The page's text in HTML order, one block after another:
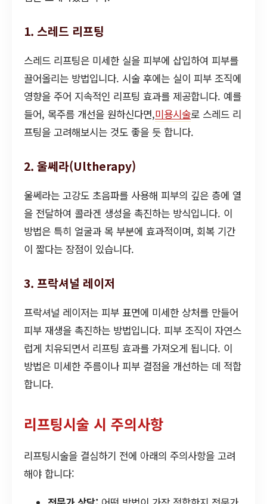
1. 스레드 리프팅
스레드 리프팅은 미세한 실을 피부에 삽입하여 피부를
끌어올리는 방법입니다. 시술 후에는 실이 피부 조직에
영향을 주어 지속적인 리프팅 효과를 제공합니다. 예를
들어, 목주름 개선을 원하신다면,미용시술로 스레드 리
프팅을 고려해보시는 것도 좋을 듯 합니다.
2. 울쎄라(Ultherapy)
울쎄라는 고강도 초음파를 사용해 피부의 깊은 층에 열
을 전달하여 콜라겐 생성을 촉진하는 방식입니다. 이
방법은 특히 얼굴과 목 부분에 효과적이며, 회복 기간
이 짧다는 장점이 있습니다.
3. 프락셔널 레이저
프락셔널 레이저는 피부 표면에 미세한 상처를 만들어
피부 재생을 촉진하는 방법입니다. 피부 조직이 자연스
럽게 치유되면서 리프팅 효과를 가져오게 됩니다. 이
방법은 미세한 주름이나 피부 결점을 개선하는 데 적합
합니다.
리프팅시술 시 주의사항
리프팅시술을 결심하기 전에 아래의 주의사항을 고려
해야 합니다: